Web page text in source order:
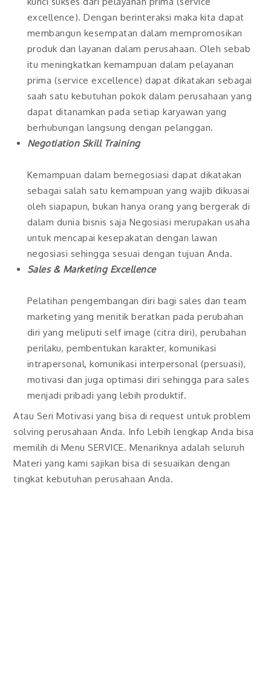
excellence). Dengan berinteraksi maka kita dapat
membangun kesempatan dalam mempromosikan
produk dan layanan dalam perusahaan. Oleh sebab
itu meningkatkan kemampuan dalam pelayanan
prima (service excellence) dapat dikatakan sebagai
saah satu kebutuhan pokok dalam perusahaan yang
dapat ditanamkan pada setiap karyawan yang
berhubungan langsung dengan pelanggan.
Negotiation Skill Training
Kemampuan dalam bernegosiasi dapat dikatakan
sebagai salah satu kemampuan yang wajib dikuasai
oleh siapapun, bukan hanya orang yang bergerak di
dalam dunia bisnis saja Negosiasi merupakan usaha
untuk mencapai kesepakatan dengan lawan
negosiasi sehingga sesuai dengan tujuan Anda.
Sales & Marketing Excellence
Pelatihan pengembangan diri bagi sales dan team
marketing yang menitik beratkan pada perubahan
diri yang meliputi self image (citra diri), perubahan
perilaku, pembentukan karakter, komunikasi
intrapersonal, komunikasi interpersonal (persuasi),
motivasi dan juga optimasi diri sehingga para sales
menjadi pribadi yang lebih produktif.
Atau Seri Motivasi yang bisa di request untuk problem
solving perusahaan Anda. Info Lebih lengkap Anda bisa
memilih di Menu SERVICE. Menariknya adalah seluruh
Materi yang kami sajikan bisa di sesuaikan dengan
tingkat kebutuhan perusahaan Anda.